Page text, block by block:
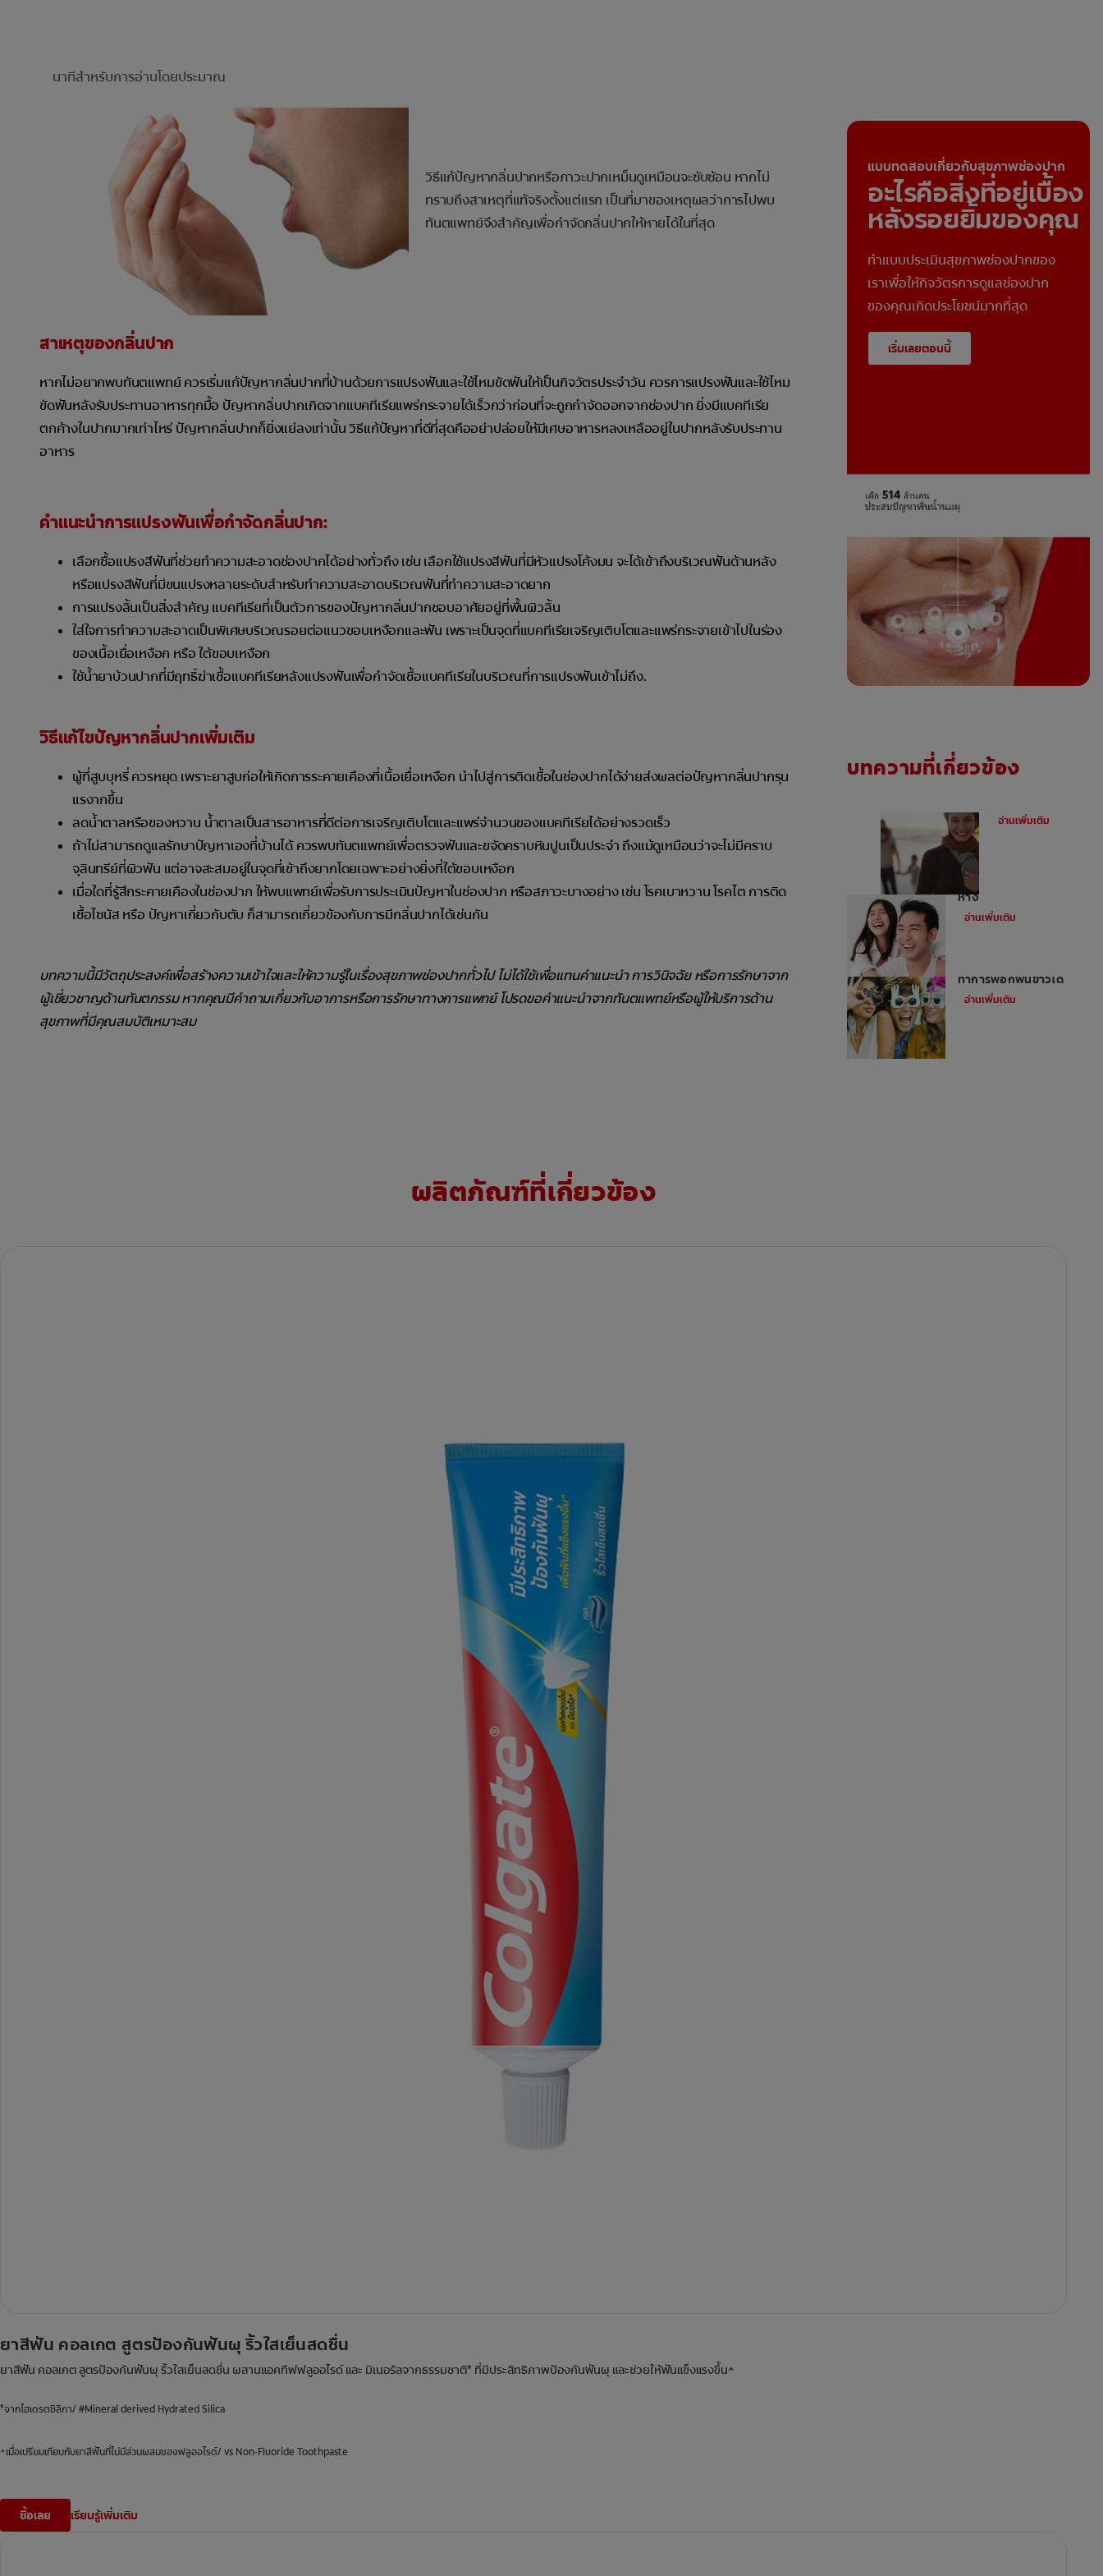
นาทีสำหรับการอ่านโดยประมาณ
วิธีแก้ปัญหากลิ่นปากหรือภาวะปากเหม็นดูเหมือนจะซับซ้อน หากไม่
ทราบถึงสาเหตุที่แท้จริงตั้งแต่แรก เป็นที่มาของเหตุผลว่าการไปพบ
ทันตแพทย์จึงสำคัญเพื่อกำจัดกลิ่นปากให้หายได้ในที่สุด
สาเหตุของกลิ่นปาก
หากไม่อยากพบทันตแพทย์ ควรเริ่มแก้ปัญหากลิ่นปากที่บ้านด้วยการแปรงฟันและใช้ไหมขัดฟันให้เป็นกิจวัตรประจำวัน ควรการแปรงฟันและใช้ไหม
ขัดฟันหลังรับประทานอาหารทุกมื้อ ปัญหากลิ่นปากเกิดจากแบคทีเรียแพร่กระจายได้เร็วกว่าก่อนที่จะถูกกำจัดออกจากช่องปาก ยิ่งมีแบคทีเรีย
ตกค้างในปากมากเท่าไหร่ ปัญหากลิ่นปากก็ยิ่งแย่ลงเท่านั้น วิธีแก้ปัญหาที่ดีที่สุดคืออย่าปล่อยให้มีเศษอาหารหลงเหลืออยู่ในปากหลังรับประทาน
อาหาร
คำแนะนำการแปรงฟันเพื่อกำจัดกลิ่นปาก:
เลือกซื้อแปรงสีฟันที่ช่วยทำความสะอาดช่องปากได้อย่างทั่วถึง เช่น เลือกใช้แปรงสีฟันที่มีหัวแปรงโค้งมน จะได้เข้าถึงบริเวณฟันด้านหลัง
หรือแปรงสีฟันที่มีขนแปรงหลายระดับสำหรับทำความสะอาดบริเวณฟันที่ทำความสะอาดยาก
การแปรงลิ้นเป็นสิ่งสำคัญ แบคทีเรียที่เป็นตัวการของปัญหากลิ่นปากชอบอาศัยอยู่ที่พื้นผิวลิ้น
ใส่ใจการทำความสะอาดเป็นพิเศษบริเวณรอยต่อแนวขอบเหงือกและฟัน เพราะเป็นจุดที่แบคทีเรียเจริญเติบโตและแพร่กระจายเข้าไปในร่อง
ของเนื้อเยื่อเหงือก หรือ ใต้ขอบเหงือก
ใช้น้ำยาบ้วนปากที่มีฤทธิ์ฆ่าเชื้อแบคทีเรียหลังแปรงฟันเพื่อกำจัดเชื้อแบคทีเรียในบริเวณที่การแปรงฟันเข้าไม่ถึง.
วิธีแก้ไขปัญหากลิ่นปากเพิ่มเติม
ผู้ที่สูบบุหรี่ ควรหยุด เพราะยาสูบก่อให้เกิดการระคายเคืองที่เนื้อเยื่อเหงือก นำไปสู่การติดเชื้อในช่องปากได้ง่ายส่งผลต่อปัญหากลิ่นปากรุน
แรงากขึ้น
ลดน้ำตาลหรือของหวาน น้ำตาลเป็นสารอาหารที่ดีต่อการเจริญเติบโตและแพร่จำนวนของแบคทีเรียได้อย่างรวดเร็ว
ถ้าไม่สามารถดูแลรักษาปัญหาเองที่บ้านได้ ควรพบทันตแพทย์เพื่อตรวจฟันและขจัดคราบหินปูนเป็นประจำ ถึงแม้ดูเหมือนว่าจะไม่มีคราบ
จุลินทรีย์ที่ผิวฟัน แต่อาจสะสมอยู่ในจุดที่เข้าถึงยากโดยเฉพาะอย่างยิ่งที่ใต้ขอบเหงือก
เมื่อใดที่รู้สึกระคายเคืองในช่องปาก ให้พบแพทย์เพื่อรับการประเมินปัญหาในช่องปาก หรือสภาวะบางอย่าง เช่น โรคเบาหวาน โรคไต การติด
เชื้อไซนัส หรือ ปัญหาเกี่ยวกับตับ ก็สามารถเกี่ยวข้องกับการมีกลิ่นปากได้เช่นกัน
บทความนี้มีวัตถุประสงค์เพื่อสร้างความเข้าใจและให้ความรู้ในเรื่องสุขภาพช่องปากทั่วไป ไม่ได้ใช้เพื่อแทนคำแนะนำ การวินิจฉัย หรือการรักษาจาก
ผู้เชี่ยวชาญด้านทันตกรรม หากคุณมีคำถามเกี่ยวกับอาการหรือการรักษาทางการแพทย์ โปรดขอคำแนะนำจากทันตแพทย์หรือผู้ให้บริการด้าน
สุขภาพที่มีคุณสมบัติเหมาะสม
แบบทดสอบเกี่ยวกับสุขภาพช่องปาก
อะไรคือสิ่งที่อยู่เบื้อง
หลังรอยยิ้มของคุณ
ทำแบบประเมินสุขภาพช่องปากของ
เราเพื่อให้กิจวัตรการดูแลช่องปาก
ของคุณเกิดประโยชน์มากที่สุด
เริ่มเลยตอนนี้
บทความที่เกี่ยวข้อง
อ่านเพิ่มเติม
อุดฟันหน้าสำหรับฟันหน้า
ห่าง
อ่านเพิ่มเติม
ทำการฟอกฟันขาวได้
อ่านเพิ่มเติม
ผลิตภัณฑ์ที่เกี่ยวข้อง
ยาสีฟัน คอลเกต สูตรป้องกันฟันผุ ริ้วใสเย็นสดชื่น
ยาสีฟัน คอลเกต สูตรป้องกันฟันผุ ริ้วใสเย็นสดชื่น ผสานแอคทีฟฟลูออไรด์ และ มิเนอรัลจากธรรมชาติ* ที่มีประสิทธิภาพป้องกันฟันผุ และช่วยให้ฟันแข็งแรงขึ้น^
*จากไฮเดรตซิลิกา/ #Mineral derived Hydrated Silica
^เมื่อเปรียมเทียบกับยาสีฟันที่ไม่มีส่วนผสมของฟลูออไรด์/ vs Non-Fluoride Toothpaste
ซื้อเลย เรียนรู้เพิ่มเติม